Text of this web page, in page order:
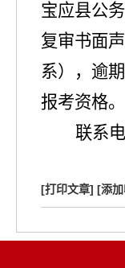
宝应县公
复审书面
系），逾
报考资格。
联系电
[打印文章] [添